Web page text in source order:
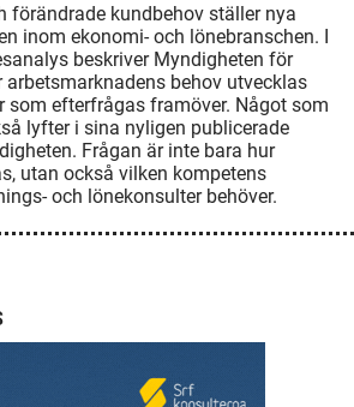
förändrade kundbehov ställer nya
inom ekonomi- och lönebranschen. I
beskriver Myndigheten för
behov utvecklas
som efterfrågas framöver. Något som
lyfter i sina nyligen publicerade
Frågan är inte bara hur
utan också vilken kompetens
och lönekonsulter behöver.